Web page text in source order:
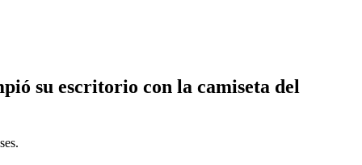
su escritorio con la camiseta del